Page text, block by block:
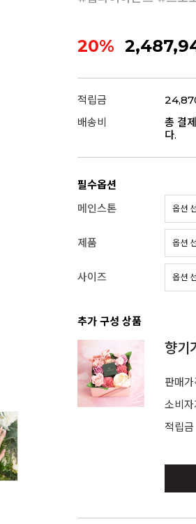
20%
적립금
배송비
총 결
다.
필수옵션
메인스톤
제품
사이즈
추가 구성 상품
향기
판매가
소비자
적립금